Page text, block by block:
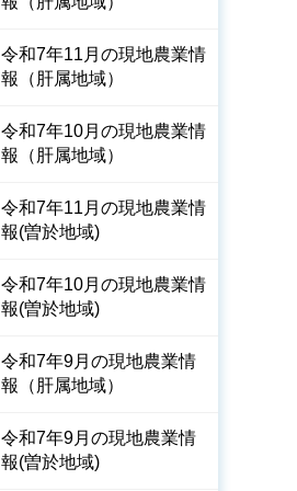
令和7年11月の現地農業情
報（肝属地域）
令和7年10月の現地農業情
報（肝属地域）
令和7年11月の現地農業情
報(曽於地域)
令和7年10月の現地農業情
報(曽於地域)
令和7年9月の現地農業情
報（肝属地域）
令和7年9月の現地農業情
報(曽於地域)